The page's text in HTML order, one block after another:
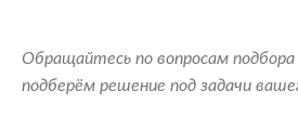
Обращайтесь по вопросам
подберём решение под задачи